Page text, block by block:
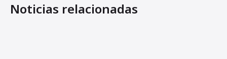
Noticias relacionadas